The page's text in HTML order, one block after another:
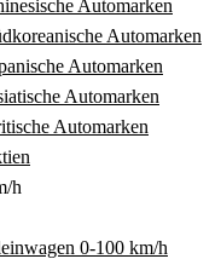
Automarken
Automarken
Automarken
Automarken
Automarken
h
0-100 km/h